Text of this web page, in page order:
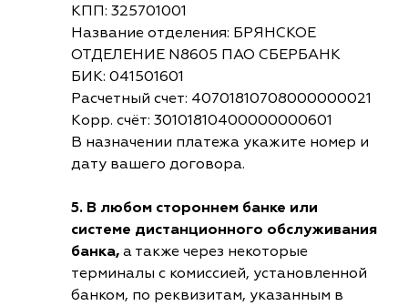
КПП: 325701001
Название отделения: БРЯНСКОЕ
ОТДЕЛЕНИЕ N8605 ПАО СБЕРБАНК
БИК: 041501601
Расчетный счет: 40701810708000000021
Корр. счёт: 30101810400000000601
В назначении платежа укажите номер и
дату вашего договора.
5. В любом стороннем банке или
системе дистанционного обслуживания
банка, а также через некоторые
терминалы с комиссией, установленной
банком, по реквизитам, указанным в